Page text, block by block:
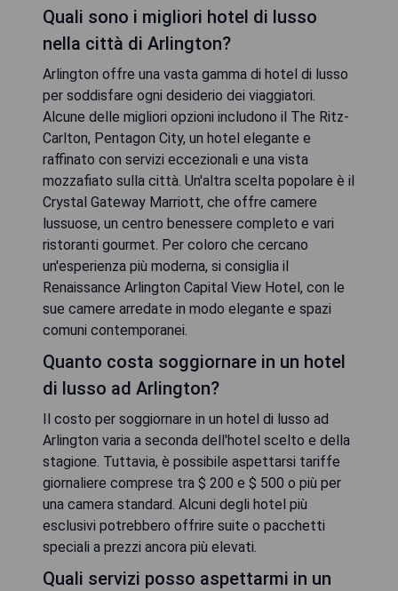
Quali sono i migliori hotel di lusso
nella città di Arlington?
Arlington offre una vasta gamma di hotel di lusso
per soddisfare ogni desiderio dei viaggiatori.
Alcune delle migliori opzioni includono il The Ritz-
Carlton, Pentagon City, un hotel elegante e
raffinato con servizi eccezionali e una vista
mozzafiato sulla città. Un'altra scelta popolare è il
Crystal Gateway Marriott, che offre camere
lussuose, un centro benessere completo e vari
ristoranti gourmet. Per coloro che cercano
un'esperienza più moderna, si consiglia il
Renaissance Arlington Capital View Hotel, con le
sue camere arredate in modo elegante e spazi
comuni contemporanei.
Quanto costa soggiornare in un hotel
di lusso ad Arlington?
Il costo per soggiornare in un hotel di lusso ad
Arlington varia a seconda dell'hotel scelto e della
stagione. Tuttavia, è possibile aspettarsi tariffe
giornaliere comprese tra $ 200 e $ 500 o più per
una camera standard. Alcuni degli hotel più
esclusivi potrebbero offrire suite o pacchetti
speciali a prezzi ancora più elevati.
Quali servizi posso aspettarmi in un